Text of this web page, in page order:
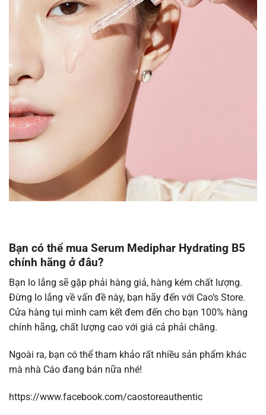
Bạn có thể mua Serum Mediphar Hydrating B5
chính hãng ở đâu?
Bạn lo lắng sẽ gặp phải hàng giả, hàng kém chất lượng.
Đừng lo lắng về vấn đề này, bạn hãy đến với Cao’s Store.
Cửa hàng tụi mình cam kết đem đến cho bạn 100% hàng
chính hãng, chất lượng cao với giá cả phải chăng.
Ngoài ra, bạn có thể tham khảo rất nhiều sản phẩm khác
mà nhà Cáo đang bán nữa nhé!
https://www.facebook.com/caostoreauthentic